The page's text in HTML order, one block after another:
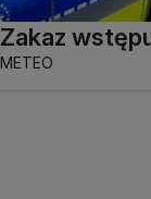
Zakaz
METEO